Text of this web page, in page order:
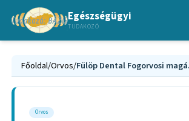
Egészségügyi
TUDAKOZÓ
Főoldal/Orvos/
Orvos